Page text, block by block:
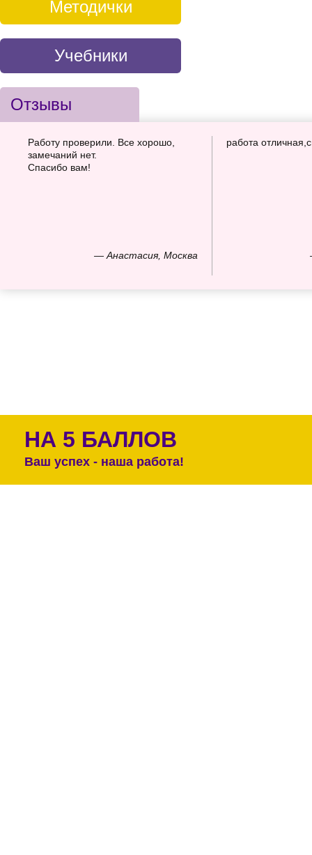
Методички
Учебники
Отзывы
— Анастасия, Москва
Работу проверили. Все хорошо,
замечаний нет.
Спасибо вам!
работа
НА 5 БАЛЛОВ
Ваш успех - наша работа!